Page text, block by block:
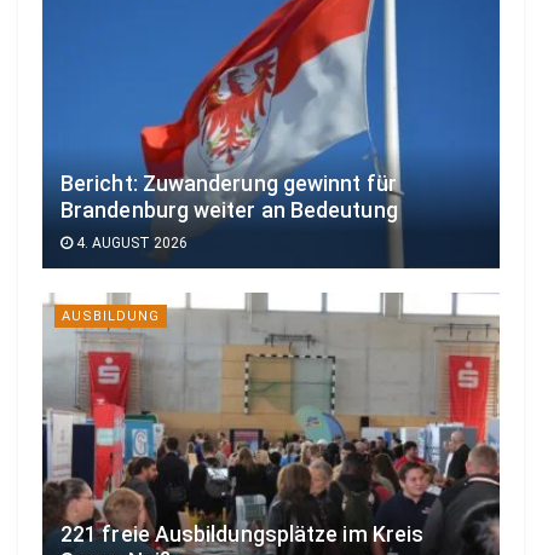
Bericht: Zuwanderung gewinnt für
Brandenburg weiter an Bedeutung
4. AUGUST 2026
AUSBILDUNG
221 freie Ausbildungsplätze im Kreis